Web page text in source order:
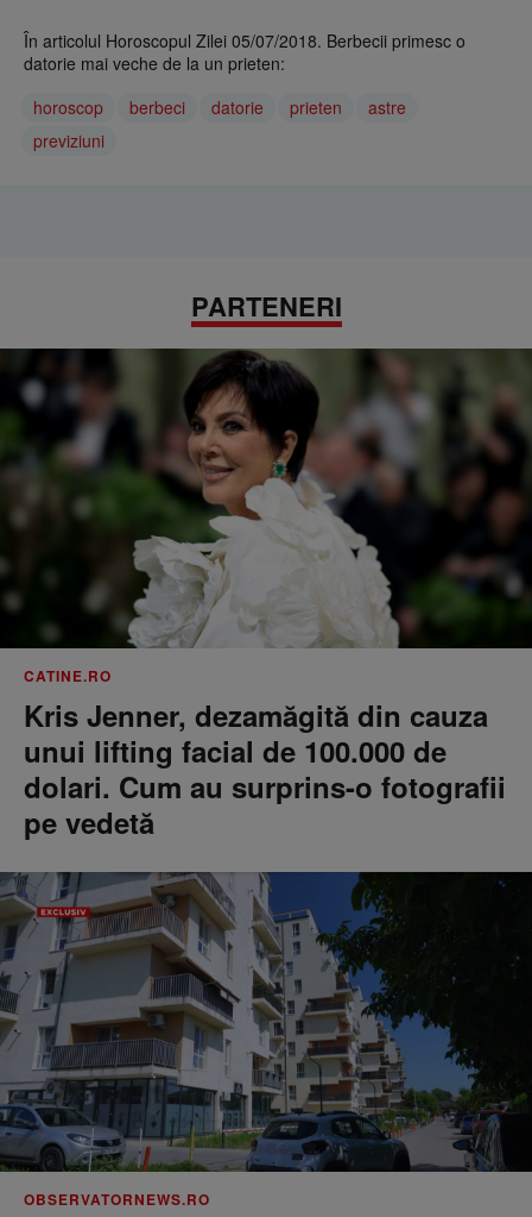
În articolul Horoscopul Zilei 05/07/2018. Berbecii primesc o
datorie mai veche de la un prieten:
horoscop
berbeci datorie prieten
astre
previziuni
PARTENERI
CATINE.RO
Kris Jenner, dezamăgită din cauza
unui lifting facial de 100.000 de
dolari. Cum au surprins-o fotografii
pe vedetă
OBSERVATORNEWS.RO